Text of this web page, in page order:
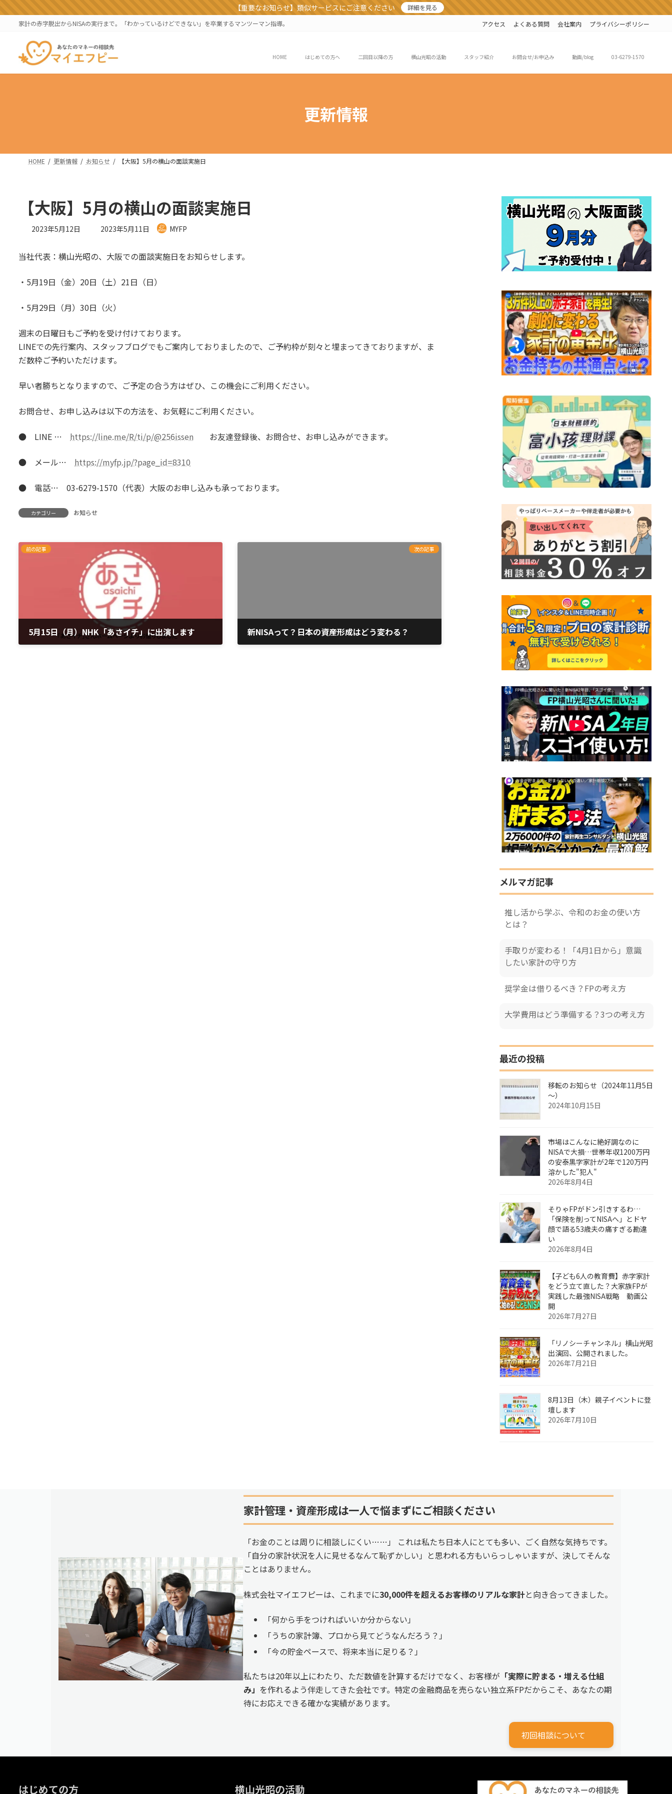
ン
ス
ビ
ン
【重要なお知らせ】類似サービスにご注意ください
詳細を見る
家計の赤字脱出からNISAの実行まで。「わかっているけどできない」を卒業するマンツーマン指導。
アクセス よくある質問 会社案内 プライバシーポリシー
HOME はじめての方へ 二回目以降の方 横山光昭の活動 スタッフ紹介 お問合せ/お申込み 動画/blog 03-6279-1570
更新情報
HOME 更新情報 お知らせ 【大阪】5月の横山の面談実施日
【大阪】5月の横山の面談実施日
2023年5月12日
最
新
時
2023年5月11日 MYFP
当社代表：横山光昭の、大阪での面談実施日をお知らせします。
・5月19日（金）20日（土）21日（日）
・5月29日（月）30日（火）
週末の日曜日もご予約を受け付けております。
LINEでの先行案内、スタッフブログでもご案内しておりましたので、ご予約枠が刻々と埋まってきておりますが、ま
だ数枠ご予約いただけます。
早い者勝ちとなりますので、ご予定の合う方はぜひ、この機会にご利用ください。
お問合せ、お申し込みは以下の方法を、お気軽にご利用ください。
● LINE … https://line.me/R/ti/p/@256issen お友達登録後、お問合せ、お申し込みができます。
● メール… https://myfp.jp/?page_id=8310
● 電話… 03-6279-1570（代表）大阪のお申し込みも承っております。
カテゴリー お知らせ
前の記事
5月15日（月）NHK「あさイチ」に出演します
次の記事
新NISAって？日本の資産形成はどう変わる？
メルマガ記事
推し活から学ぶ、令和のお金の使い方
とは？
手取りが変わる！「4月1日から」意識
したい家計の守り方
奨学金は借りるべき？FPの考え方
大学費用はどう準備する？3つの考え方
最近の投稿
移転のお知らせ（2024年11月5日
～）
2024年10月15日
市場はこんなに絶好調なのに
NISAで大損…世帯年収1200万円
の安泰黒字家計が2年で120万円
溶かした"犯人"
2026年8月4日
そりゃFPがドン引きするわ…
「保険を削ってNISAへ」とドヤ
顔で語る53歳夫の痛すぎる勘違
い
2026年8月4日
【子ども6人の教育費】赤字家計
をどう立て直した？大家族FPが
実践した最強NISA戦略 動画公
開
2026年7月27日
「リノシーチャンネル」横山光昭
出演回、公開されました。
2026年7月21日
8月13日（木）親子イベントに登
壇します
2026年7月10日
家計管理・資産形成は一人で悩まずにご相談ください
「お金のことは周りに相談しにくい……」 これは私たち日本人にとても多い、ごく自然な気持ちです。
「自分の家計状況を人に見せるなんて恥ずかしい」と思われる方もいらっしゃいますが、決してそんな
ことはありません。
株式会社マイエフピーは、これまでに30,000件を超えるお客様のリアルな家計と向き合ってきました。
「何から手をつければいいか分からない」
「うちの家計簿、プロから見てどうなんだろう？」
「今の貯金ペースで、将来本当に足りる？」
私たちは20年以上にわたり、ただ数値を計算するだけでなく、お客様が 「実際に貯まる・増える仕組
み」 を作れるよう伴走してきた会社です。特定の金融商品を売らない独立系FPだからこそ、あなたの期
待にお応えできる確かな実績があります。
初回相談について
はじめての方 横山光昭の活動